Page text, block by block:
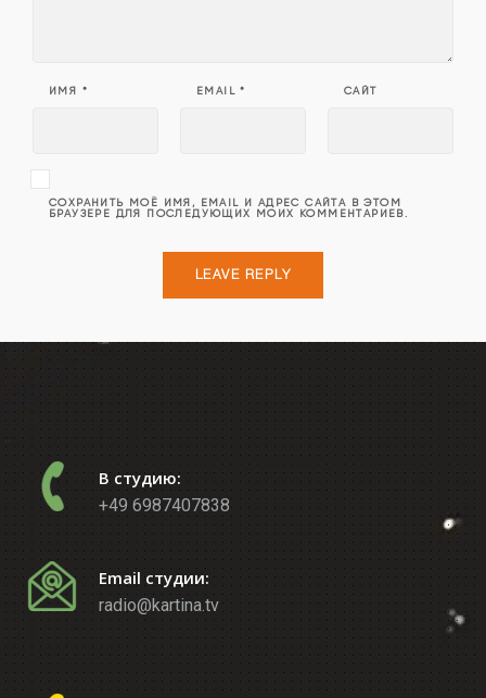
ИМЯ * EMAIL* САЙТ
СОХРАНИТЬ МОЁ ИМЯ, EMAIL И АДРЕС САЙТА В ЭТОМ
БРАУЗЕРЕ ДЛЯ ПОСЛЕДУЮЩИХ МОИХ КОММЕНТАРИЕВ.
В студию:
+49 6987407838
Email студии:
radio@kartina.tv